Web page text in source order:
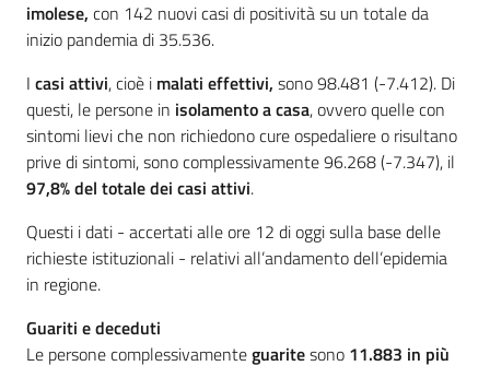
imolese, con 142 nuovi casi di positività su un totale da
inizio pandemia di 35.536.
I casi attivi, cioè i malati effettivi, sono 98.481 (-7.412). Di
questi, le persone in isolamento a casa, ovvero quelle con
sintomi lievi che non richiedono cure ospedaliere o risultano
prive di sintomi, sono complessivamente 96.268 (-7.347), il
97,8% del totale dei casi attivi.
Questi i dati - accertati alle ore 12 di oggi sulla base delle
richieste istituzionali - relativi all’andamento dell’epidemia
in regione.
Guariti e deceduti
Le persone complessivamenteguaritesono 11.883 in più